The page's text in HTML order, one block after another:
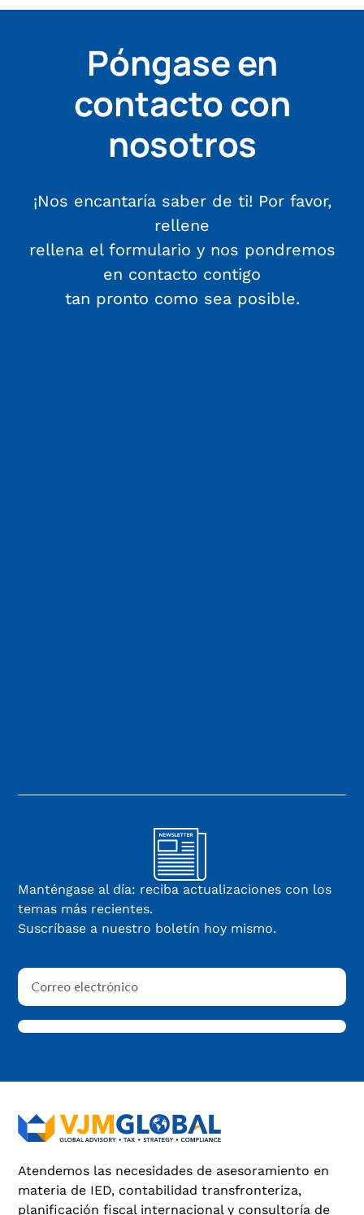
Póngase en
contacto con
nosotros
¡Nos encantaría saber de ti! Por favor,
rellene
rellena el formulario y nos pondremos
en contacto contigo
tan pronto como sea posible.
Manténgase al día: reciba actualizaciones con los
temas más recientes.
Suscríbase a nuestro boletín hoy mismo.
Atendemos las necesidades de asesoramiento en
materia de IED, contabilidad transfronteriza,
planificación fiscal internacional y consultoría de